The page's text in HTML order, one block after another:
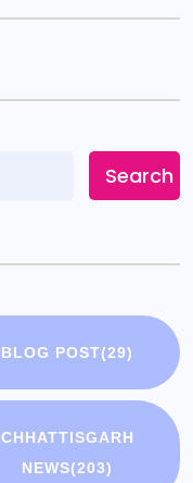
Search
BLOG POST(29)
CHHATTISGARH
NEWS(203)